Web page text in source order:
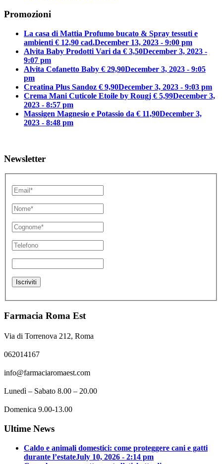
Promozioni
La casa di Mattia Profumo bucato & Spray tessuti e
ambienti € 12,90 cad.December 13, 2023 - 9:00 pm
Alvita Baby Prodotti Vari da € 3,50December 3, 2023 -
9:07 pm
Alvita Cofanetto Baby € 29,90December 3, 2023 - 9:05
pm
Creatina Plus Sandoz € 9,90December 3, 2023 - 9:03 pm
Crema Mani Cuticole Etoile by Rougj € 5,99December 3,
2023 - 8:57 pm
Massigen Magnesio e Potassio da € 11,90December 3,
2023 - 8:48 pm
Newsletter
Farmacia Roma Est
Via di Torrenova 212, Roma
062014167
info@farmaciaromaest.com
Lunedì – Sabato 8.00 – 20.00
Domenica 9.00-13.00
Ultime News
Caldo e animali domestici: come proteggere cani e gatti
durante l’estateJuly 10, 2026 - 2:14 pm